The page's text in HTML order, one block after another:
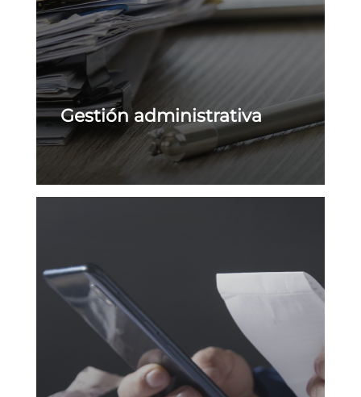
Gestión administrativa